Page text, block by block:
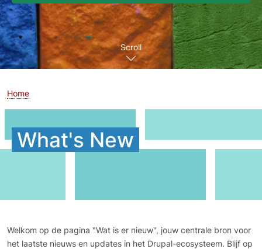
Scroll
Home
What's New
Welkom op de pagina "Wat is er nieuw", jouw centrale bron voor
het laatste nieuws en updates in het Drupal-ecosysteem. Blijf op